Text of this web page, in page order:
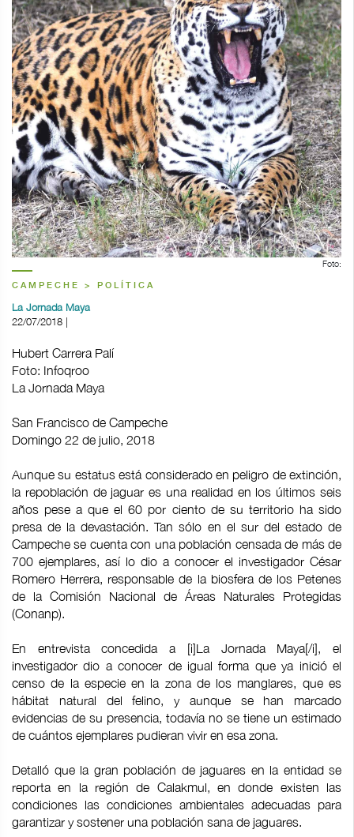
Foto:
CAMPECHE > POLÍTICA
La Jornada Maya
22/07/2018 |
Hubert Carrera Palí
Foto: Infoqroo
La Jornada Maya
San Francisco de Campeche
Domingo 22 de julio, 2018
Aunque su estatus está considerado en peligro de extinción,
la repoblación de jaguar es una realidad en los últimos seis
años pese a que el 60 por ciento de su territorio ha sido
presa de la devastación. Tan sólo en el sur del estado de
Campeche se cuenta con una población censada de más de
700 ejemplares, así lo dio a conocer el investigador César
Romero Herrera, responsable de la biosfera de los Petenes
de la Comisión Nacional de Áreas Naturales Protegidas
(Conanp).
En entrevista concedida a [i]La Jornada Maya[/i], el
investigador dio a conocer de igual forma que ya inició el
censo de la especie en la zona de los manglares, que es
hábitat natural del felino, y aunque se han marcado
evidencias de su presencia, todavía no se tiene un estimado
de cuántos ejemplares pudieran vivir en esa zona.
Detalló que la gran población de jaguares en la entidad se
reporta en la región de Calakmul, en donde existen las
condiciones las condiciones ambientales adecuadas para
garantizar y sostener una población sana de jaguares.